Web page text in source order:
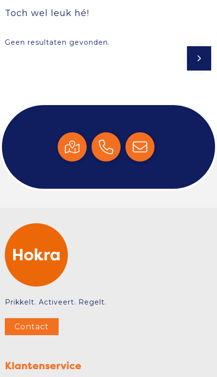
Toch wel leuk hé!
Geen resultaten gevonden.
Prikkelt. Activeert. Regelt.
Contact
Klantenservice